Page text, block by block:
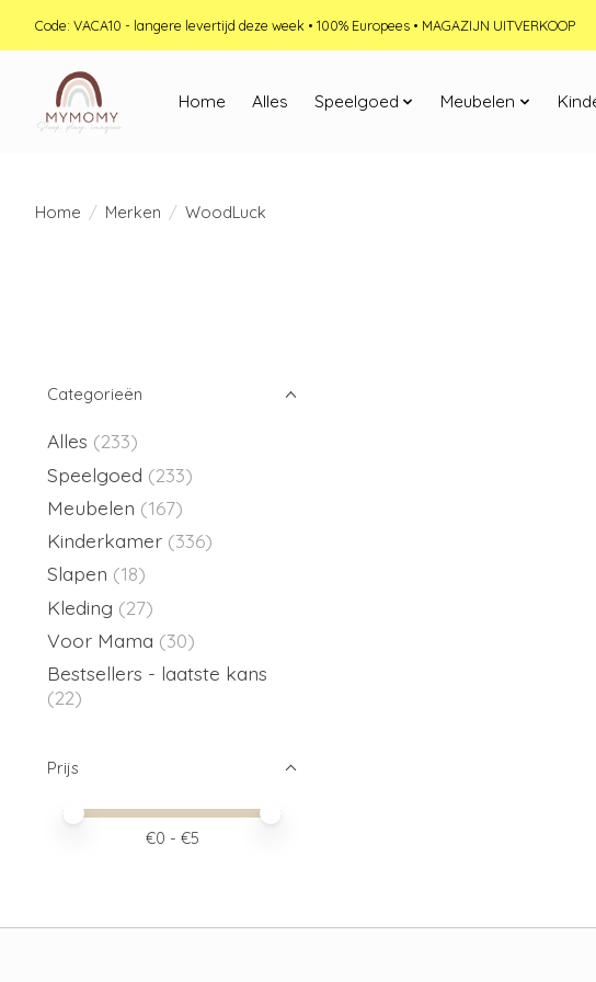
Code: VACA10 - langere levertijd deze week • 100% Europees • MAGAZIJN UITVERKOOP
Home Alles Speelgoed Meubelen
Home / Merken / WoodLuck
Categorieën
Alles (233)
Speelgoed (233)
Meubelen (167)
Kinderkamer (336)
Slapen (18)
Kleding (27)
Voor Mama (30)
Bestsellers - laatste kans
(22)
Prijs
Minimale prijswaarde
Price maximum value
€0 - €5